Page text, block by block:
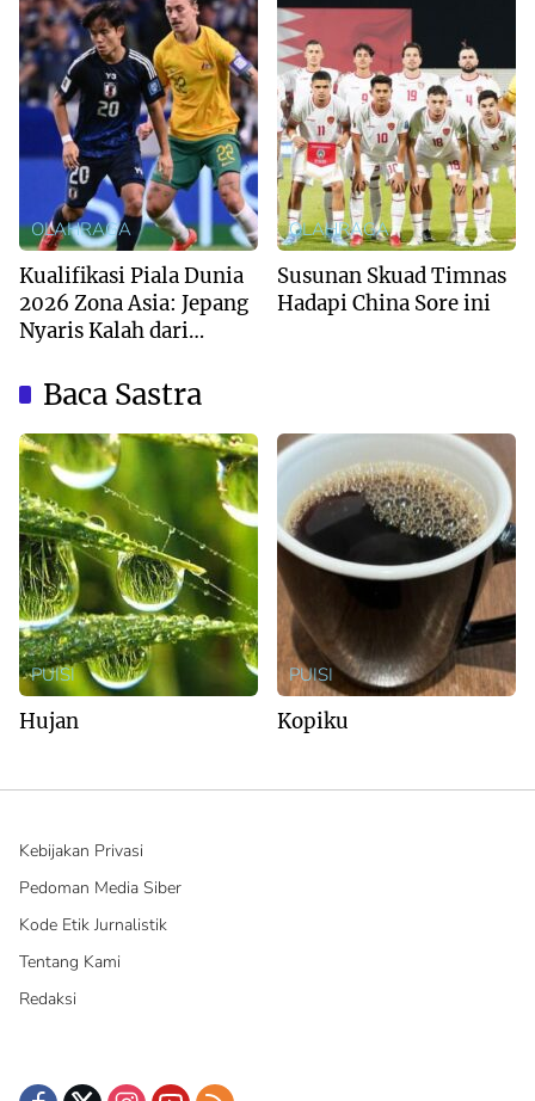
OLAHRAGA
Kualifikasi Piala Dunia
2026 Zona Asia: Jepang
Nyaris Kalah dari
OLAHRAGA
Susunan Skuad Timnas
Hadapi China Sore ini
Baca Sastra
PUISI
Hujan
PUISI
Kopiku
Kebijakan Privasi
Pedoman Media Siber
Kode Etik Jurnalistik
Tentang Kami
Redaksi